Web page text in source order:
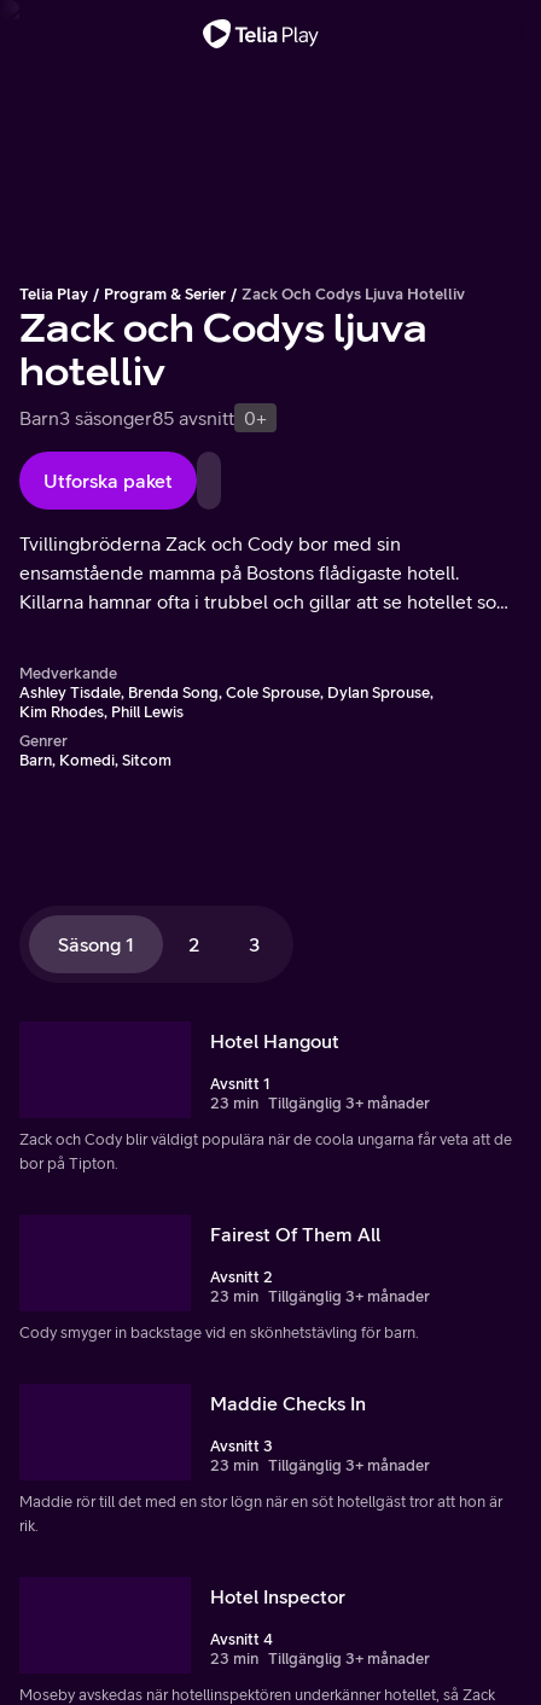
Telia Play Program & Serier Zack Och Codys Ljuva Hotelliv
Zack och Codys ljuva
hotelliv
Barn3 säsonger85 avsnitt 0+
Utforska paket
Tvillingbröderna Zack och Cody bor med sin
ensamstående mamma på Bostons flådigaste hotell.
Killarna hamnar ofta i trubbel och gillar att se hotellet som
Medverkande
Ashley Tisdale, Brenda Song, Cole Sprouse, Dylan Sprouse,
Kim Rhodes, Phill Lewis
Genrer
Barn, Komedi, Sitcom
Säsong 1 2 3
Hotel Hangout
Avsnitt 1
23 min Tillgänglig 3+ månader
Zack och Cody blir väldigt populära när de coola ungarna får veta att de
bor på Tipton.
Fairest Of Them All
Avsnitt 2
23 min Tillgänglig 3+ månader
Cody smyger in backstage vid en skönhetstävling för barn.
Maddie Checks In
Avsnitt 3
23 min Tillgänglig 3+ månader
Maddie rör till det med en stor lögn när en söt hotellgäst tror att hon är
rik.
Hotel Inspector
Avsnitt 4
23 min Tillgänglig 3+ månader
Moseby avskedas när hotellinspektören underkänner hotellet, så Zack